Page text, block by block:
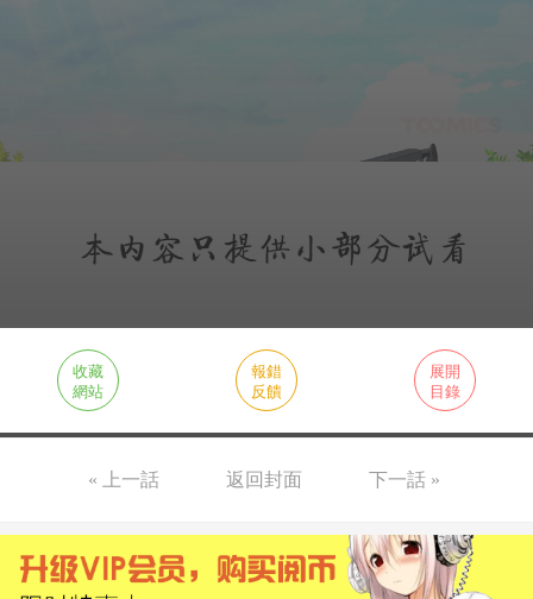
收藏
網站
報錯
反饋
展開
目錄
« 上一話 返回封面 下一話 »